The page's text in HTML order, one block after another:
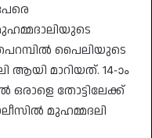
പൈലിയുടെ
മാറിയത്. 14-ാം
ഒരാളെ തോട്ടിലേക്ക്
മുഹമ്മദലി